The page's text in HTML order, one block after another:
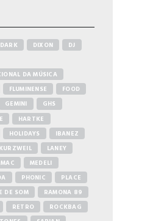
DARK DIXON
DJ
DA MÚSICA
FLUMINENSE
FOOD
GEMINI
GHS
HARTKE
HOLIDAYS
IBANEZ
KURZWEIL
LANEY
MAC
MEDELI
PHONIC
PLACE
DE SOM
RAMONA 89
RETRO
ROCKBAG